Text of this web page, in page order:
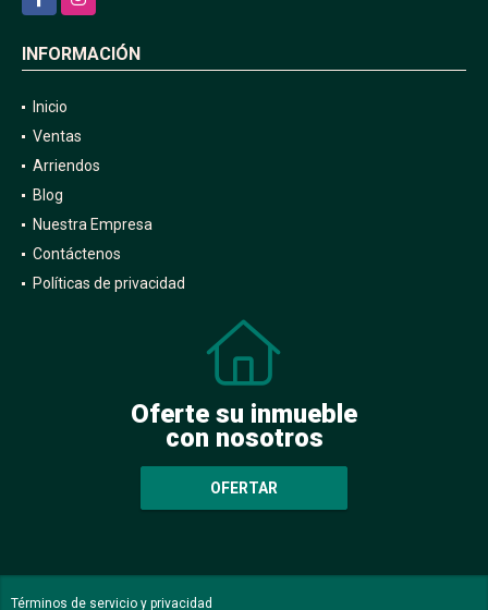
INFORMACIÓN
Inicio
Ventas
Arriendos
Blog
Nuestra Empresa
Contáctenos
Políticas de privacidad
Oferte su inmueble
con nosotros
OFERTAR
Términos de servicio y privacidad